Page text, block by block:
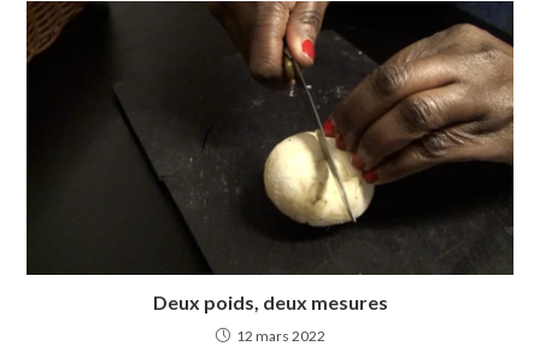
Deux poids, deux mesures
12 mars 2022